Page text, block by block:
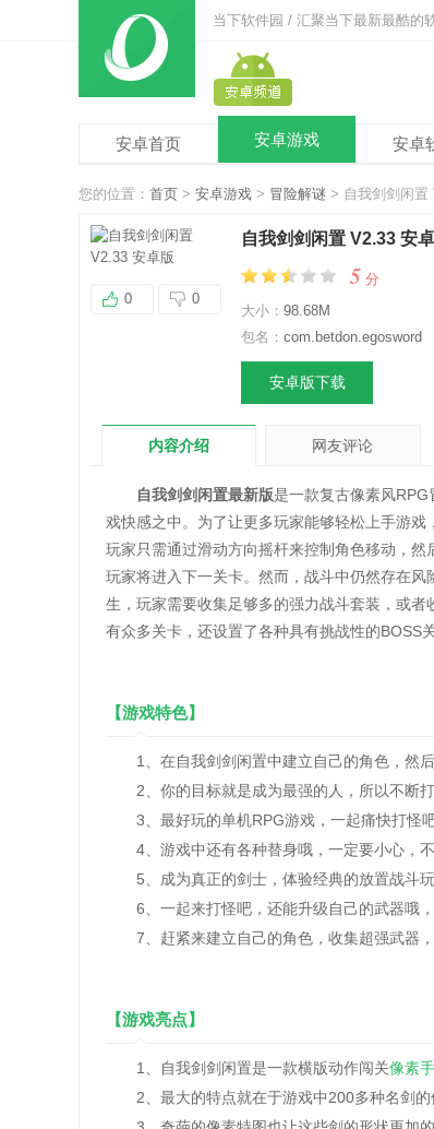
当下软件园 / 汇聚当下最新最酷的
安卓首页 安卓游戏 安卓
您的位置： 首页 > 安卓游戏 > 冒险解谜 > 自我剑剑闲置
0 0
自我剑剑闲置 V2.33 安
5 分
大小： 98.68M
包名： com.betdon.egosword
安卓版下载
内容介绍 网友评论
自我剑剑闲置最新版是一款复古像素风
戏快感之中。为了让更多玩家能够轻松上手游
玩家只需通过滑动方向摇杆来控制角色移动，
玩家将进入下一关卡。然而，战斗中仍然存在
生，玩家需要收集足够多的强力战斗套装，或
有众多关卡，还设置了各种具有挑战性的BOSS
【游戏特色】
1、在自我剑剑闲置中建立自己的角色，然后
2、你的目标就是成为最强的人，所以不断打
3、最好玩的单机RPG游戏，一起痛快打怪吧
4、游戏中还有各种替身哦，一定要小心，不
5、成为真正的剑士，体验经典的放置战斗玩
6、一起来打怪吧，还能升级自己的武器哦，
7、赶紧来建立自己的角色，收集超强武器，
【游戏亮点】
1、自我剑剑闲置是一款横版动作闯关像素
2、最大的特点就在于游戏中200多种名剑的